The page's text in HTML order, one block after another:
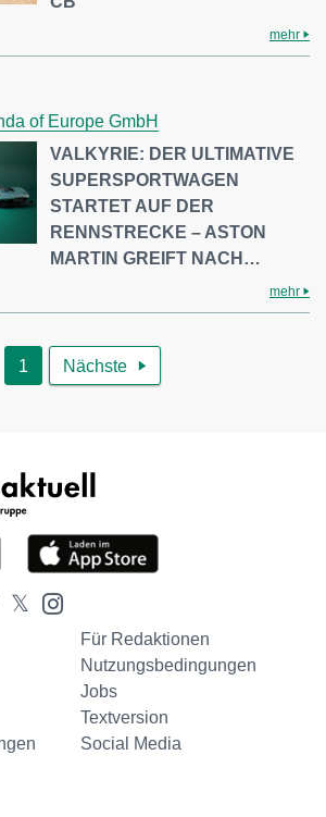
mehr
of Europe GmbH
VALKYRIE: DER ULTIMATIVE
SUPERSPORTWAGEN
STARTET AUF DER
RENNSTRECKE – ASTON
MARTIN GREIFT NACH…
mehr
1 Nächste 
Für Redaktionen
Nutzungsbedingungen
Jobs
Textversion
Social Media